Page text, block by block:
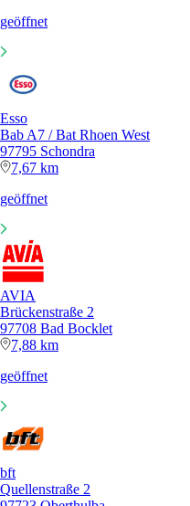
geöffnet
Esso
Bab A7 / Bat Rhoen West
97795 Schondra
7,67 km
geöffnet
AVIA
Brückenstraße 2
97708 Bad Bocklet
7,88 km
geöffnet
bft
Quellenstraße 2